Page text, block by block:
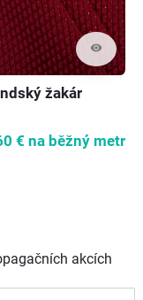
visibility
žakár
€ na běžný metr
akcích